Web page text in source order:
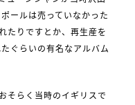
ールは売っていなかった
たりですとか、再生産を
ぐらいの有名なアルバム
そらく当時のイギリスで